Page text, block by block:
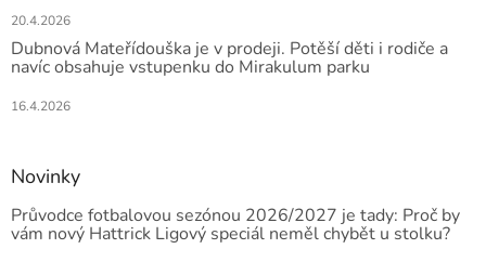
20.4.2026
Dubnová Mateřídouška je v prodeji. Potěší děti i rodiče a
navíc obsahuje vstupenku do Mirakulum parku
16.4.2026
Novinky
Průvodce fotbalovou sezónou 2026/2027 je tady: Proč by
vám nový Hattrick Ligový speciál neměl chybět u stolku?